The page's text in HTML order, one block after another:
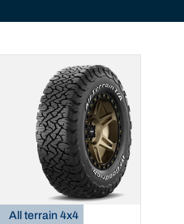
All terrain 4x4